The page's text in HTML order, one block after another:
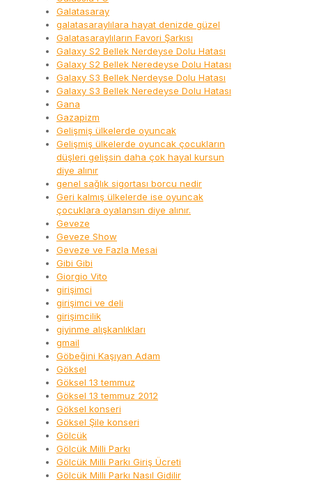
Galatasaray
galatasaraylılara hayat denizde güzel
Galatasaraylıların Favori Şarkısı
Galaxy S2 Bellek Nerdeyse Dolu Hatası
Galaxy S2 Bellek Neredeyse Dolu Hatası
Galaxy S3 Bellek Nerdeyse Dolu Hatası
Galaxy S3 Bellek Neredeyse Dolu Hatası
Gana
Gazapizm
Gelişmiş ülkelerde oyuncak
Gelişmiş ülkelerde oyuncak çocukların
düşleri gelişsin daha çok hayal kursun
diye alınır
genel sağlık sigortası borcu nedir
Geri kalmış ülkelerde ise oyuncak
çocuklara oyalansın diye alınır.
Geveze
Geveze Show
Geveze ve Fazla Mesai
Gibi Gibi
Giorgio Vito
girişimci
girişimci ve deli
girişimcilik
giyinme alışkanlıkları
gmail
Göbeğini Kaşıyan Adam
Göksel
Göksel 13 temmuz
Göksel 13 temmuz 2012
Göksel konseri
Göksel Şile konseri
Gölcük
Gölcük Milli Parkı
Gölcük Milli Parkı Giriş Ücreti
Gölcük Milli Parkı Nasıl Gidilir